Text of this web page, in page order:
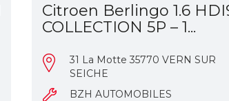
Citroen Berlingo 1.6
COLLECTION 5P – 1...
31 La Motte 35770 VERN SUR
SEICHE
BZH AUTOMOBILES